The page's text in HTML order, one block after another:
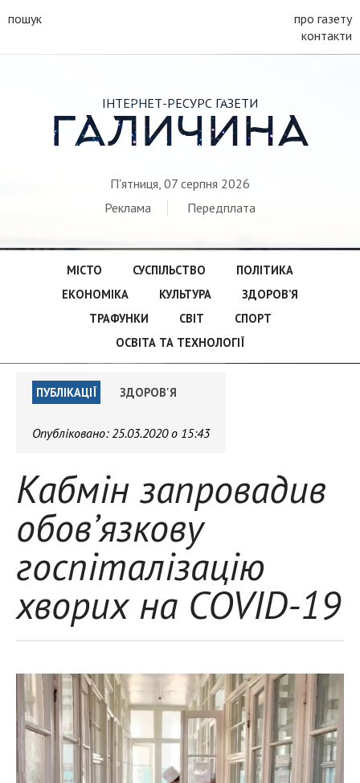
пошук
про газету
контакти
ІНТЕРНЕТ-РЕСУРС ГАЗЕТИ
ГАЛИЧИНА
П'ятниця, 07 серпня 2026
Реклама
Передплата
МІСТО СУСПІЛЬСТВО
ПОЛІТИКА
ЕКОНОМІКА
КУЛЬТУРА
ЗДОРОВ’Я
ТРАФУНКИ
СВІТ
СПОРТ
ОСВІТА ТА ТЕХНОЛОГІЇ
ПУБЛІКАЦІЇ ЗДОРОВ'Я
Опубліковано:25.03.2020 о 15:43
Кабмін запровадив
обов’язкову
госпіталізацію
хворих на COVID-19